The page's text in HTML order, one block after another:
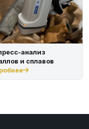
анализ
и сплавов